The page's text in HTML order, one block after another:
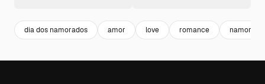
dia dos namorados amor love romance namoro